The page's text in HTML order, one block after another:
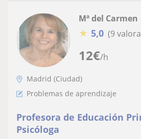
12€/h
Mª del Carmen
★ 5,0 (9
Madrid (Ciudad)
Problemas de aprendizaje
Profesora de Educación
Psicóloga